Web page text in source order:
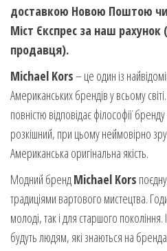
доставкою Новою Поштою
Міст Єкспрес за наш рахунок
продавця).
Michael Kors– це один із
Американських брендів у всьому
повністю відповідає філософії
розкішний, при цьому неймовірно
Американська оригінальна якість.
Модний бренд Michael Kors
традиціями вартового мистецтва.
молоді, так і для старшого
будуть людям, які знаються на